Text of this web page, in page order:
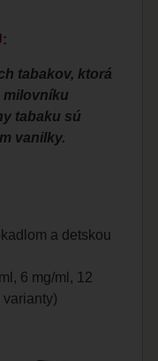
tabakov, ktorá
milovníku
tabaku sú
vanilky.
a detskou
6 mg/ml, 12